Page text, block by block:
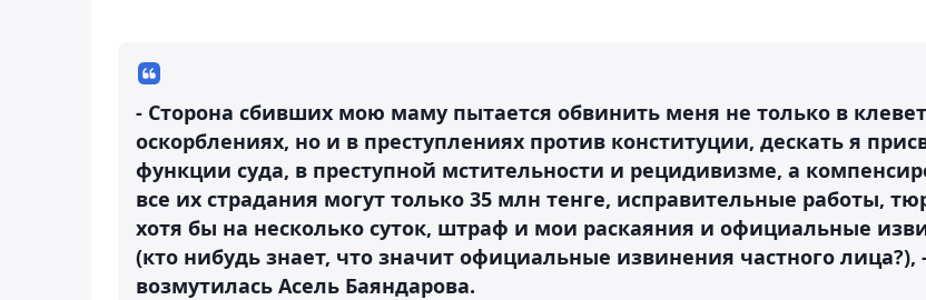
- Сторона сбивших мою маму пытается обвинить меня не только в
оскорблениях, но и в преступлениях против конституции, дескать я
функции суда, в преступной мстительности и рецидивизме, а
все их страдания могут только 35 млн тенге, исправительные работы,
хотя бы на несколько суток, штраф и мои раскаяния и официальные
(кто нибудь знает, что значит официальные извинения частного лица?),
возмутилась Асель Баяндарова.